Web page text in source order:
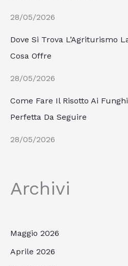
28/05/2026
Dove Si Trova L’Agriturismo
Cosa Offre
28/05/2026
Come Fare Il Risotto Ai
Perfetta Da Seguire
28/05/2026
Archivi
Maggio 2026
Aprile 2026